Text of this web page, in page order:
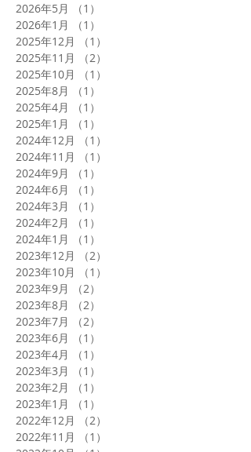
2026年5月 （1）
2026年1月
（1）
2025年12月
（1）
2025年11月
（2）
2025年10月
（1）
2025年8月
（1）
2025年4月
（1）
2025年1月
（1）
2024年12月
（1）
2024年11月
（1）
2024年9月
（1）
2024年6月
（1）
2024年3月
（1）
2024年2月
（1）
2024年1月
（1）
2023年12月
（2）
2023年10月
（1）
2023年9月
（2）
2023年8月
（2）
2023年7月
（2）
2023年6月
（1）
2023年4月
（1）
2023年3月
（1）
2023年2月
（1）
2023年1月
（1）
2022年12月
（2）
2022年11月
（1）